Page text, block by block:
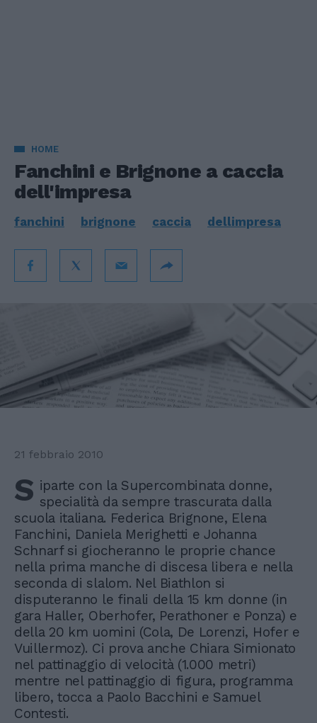
HOME
Fanchini e Brignone a caccia
dell'impresa
fanchini brignone caccia dellimpresa
21 febbraio 2010
S iparte con la Supercombinata donne,
specialità da sempre trascurata dalla
scuola italiana. Federica Brignone, Elena
Fanchini, Daniela Merighetti e Johanna
Schnarf si giocheranno le proprie chance
nella prima manche di discesa libera e nella
seconda di slalom. Nel Biathlon si
disputeranno le finali della 15 km donne (in
gara Haller, Oberhofer, Perathoner e Ponza) e
della 20 km uomini (Cola, De Lorenzi, Hofer e
Vuillermoz). Ci prova anche Chiara Simionato
nel pattinaggio di velocità (1.000 metri)
mentre nel pattinaggio di figura, programma
libero, tocca a Paolo Bacchini e Samuel
Contesti.